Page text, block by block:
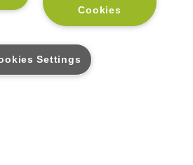
Cookies
Settings